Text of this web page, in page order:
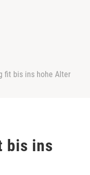
fit bis ins hohe Alter
bis ins